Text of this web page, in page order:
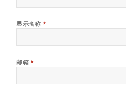
显示名称 *
邮箱 *